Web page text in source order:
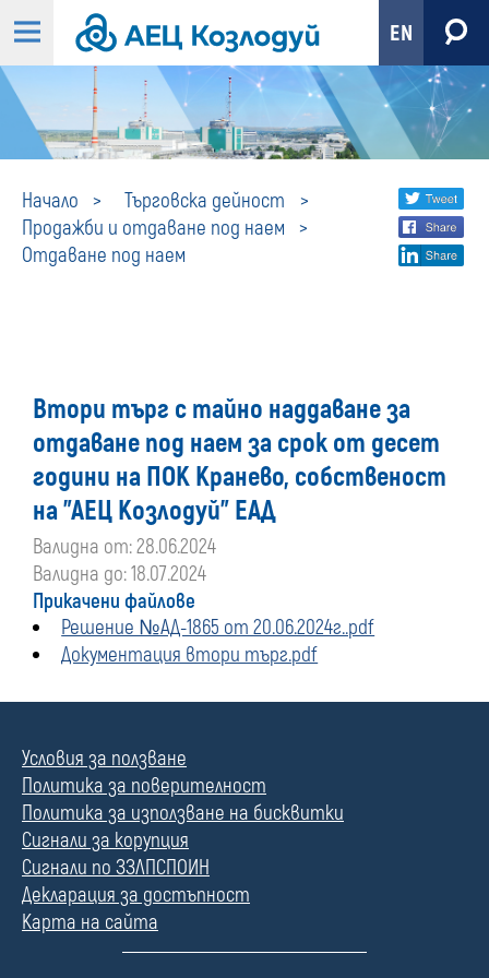
EN
Начало
Търговска дейност
Продажби и отдаване под наем
Отдаване под наем
ОтдаванеShare
social
Втори търг с тайно наддаване за
отдаване под наем за срок от десет
години на ПОК Кранево, собственост
на "АЕЦ Козлодуй" ЕАД
Валидна от: 28.06.2024
Валидна до: 18.07.2024
Прикачени файлове
Решение №АД-1865 от 20.06.2024г..pdf
Документация втори търг.pdf
Условия за ползване
Политика за поверителност
Политика за използване на бисквитки
Сигнали за корупция
Сигнали по ЗЗЛПСПОИН
Декларация за достъпност
Карта на сайта